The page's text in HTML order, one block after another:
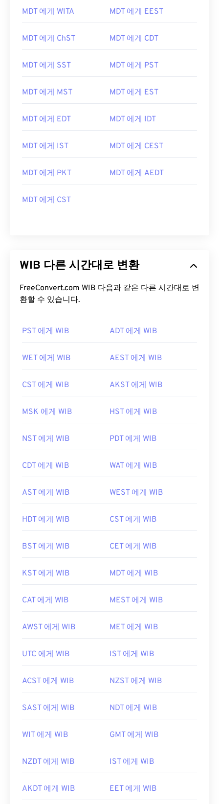
MDT 에게 WITA MDT 에게 EEST
MDT 에게 ChST MDT 에게 CDT
MDT 에게 SST MDT 에게 PST
MDT 에게 MST MDT 에게 EST
MDT 에게 EDT MDT 에게 IDT
MDT 에게 IST MDT 에게 CEST
MDT 에게 PKT MDT 에게 AEDT
MDT 에게 CST
WIB 다른 시간대로 변환
FreeConvert.com WIB 다음과 같은 다른 시간대로 변
환할 수 있습니다.
PST 에게 WIB ADT 에게 WIB
WET 에게 WIB AEST 에게 WIB
CST 에게 WIB AKST 에게 WIB
MSK 에게 WIB HST 에게 WIB
NST 에게 WIB PDT 에게 WIB
CDT 에게 WIB WAT 에게 WIB
AST 에게 WIB WEST 에게 WIB
HDT 에게 WIB CST 에게 WIB
BST 에게 WIB CET 에게 WIB
KST 에게 WIB MDT 에게 WIB
CAT 에게 WIB MEST 에게 WIB
AWST 에게 WIB MET 에게 WIB
UTC 에게 WIB IST 에게 WIB
ACST 에게 WIB NZST 에게 WIB
SAST 에게 WIB NDT 에게 WIB
WIT 에게 WIB GMT 에게 WIB
NZDT 에게 WIB IST 에게 WIB
AKDT 에게 WIB EET 에게 WIB